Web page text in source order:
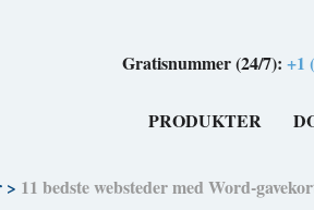
Gratisnummer (24/7):+1
PRODUKTER
> 11 bedste websteder med Word-